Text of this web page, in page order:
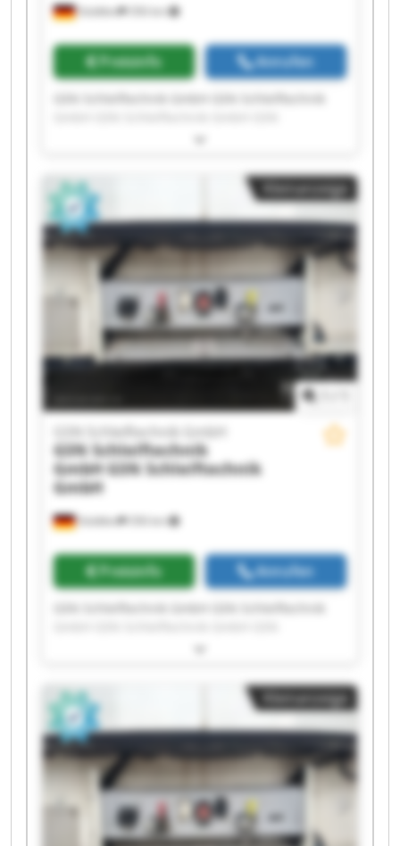
Stödtlen 356 km
Preisinfo Anrufen
Schleiftechnik GmbH GSN Schleiftechnik GmbH
GmbH GSN Schleiftechnik GmbH GSN
Schleiftechnik GmbH GSN Schleiftechnik GmbH
GSN Schleiftechnik GmbH GSN Schleiftechnik
GmbH GSN Schleiftechnik GmbH GSN
Schleiftechnik GmbH GSN Schleiftechnik GmbH
GSN Schleiftechnik GmbH GSN Schleiftechnik
GmbH GSN Schleiftechnik GmbH GSN
Schleiftechnik GmbH GSN Schleiftechnik GmbH
Kleinanzeige
Stödtlen 356 km
GSN Schleiftechnik GmbH
GSN Schleiftechnik
GmbHGSN Schleiftechnik
GmbH
Preisinfo Anrufen
Schleiftechnik GmbH GSN Schleiftechnik GmbH
GmbH GSN Schleiftechnik GmbH GSN
Schleiftechnik GmbH GSN Schleiftechnik GmbH
GSN Schleiftechnik GmbH GSN Schleiftechnik
GmbH GSN Schleiftechnik GmbH GSN
Schleiftechnik GmbH GSN Schleiftechnik GmbH
GSN Schleiftechnik GmbH GSN Schleiftechnik
GmbH GSN Schleiftechnik GmbH GSN
Schleiftechnik GmbH GSN Schleiftechnik GmbH
Kleinanzeige